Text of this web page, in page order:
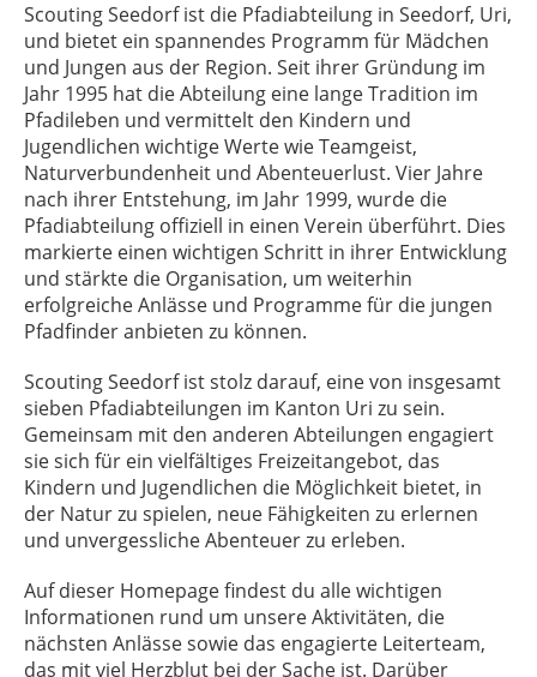
Scouting Seedorf ist die Pfadiabteilung in Seedorf, Uri,
und bietet ein spannendes Programm für Mädchen
und Jungen aus der Region. Seit ihrer Gründung im
Jahr 1995 hat die Abteilung eine lange Tradition im
Pfadileben und vermittelt den Kindern und
Jugendlichen wichtige Werte wie Teamgeist,
Naturverbundenheit und Abenteuerlust. Vier Jahre
nach ihrer Entstehung, im Jahr 1999, wurde die
Pfadiabteilung offiziell in einen Verein überführt. Dies
markierte einen wichtigen Schritt in ihrer Entwicklung
und stärkte die Organisation, um weiterhin
erfolgreiche Anlässe und Programme für die jungen
Pfadfinder anbieten zu können.
Scouting Seedorf ist stolz darauf, eine von insgesamt
sieben Pfadiabteilungen im Kanton Uri zu sein.
Gemeinsam mit den anderen Abteilungen engagiert
sie sich für ein vielfältiges Freizeitangebot, das
Kindern und Jugendlichen die Möglichkeit bietet, in
der Natur zu spielen, neue Fähigkeiten zu erlernen
und unvergessliche Abenteuer zu erleben.
Auf dieser Homepage findest du alle wichtigen
Informationen rund um unsere Aktivitäten, die
nächsten Anlässe sowie das engagierte Leiterteam,
das mit viel Herzblut bei der Sache ist. Darüber